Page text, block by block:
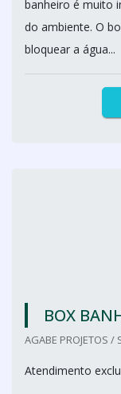
banheiro é muito
do ambiente. O
bloquear a água...
BOX
AGABE PROJETOS /
Atendimento